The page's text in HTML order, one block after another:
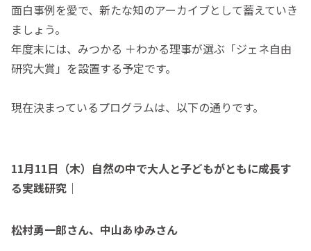
面白事例を愛で、新たな知のアーカイブとして蓄えていき
ましょう。
年度末には、みつかる ＋わかる理事が選ぶ「ジェネ自由
研究大賞」を設置する予定です。
現在決まっているプログラムは、以下の通りです。
11月11日（木）自然の中で大人と子どもがともに成長す
る実践研究｜
松村勇一郎さん、中山あゆみさん